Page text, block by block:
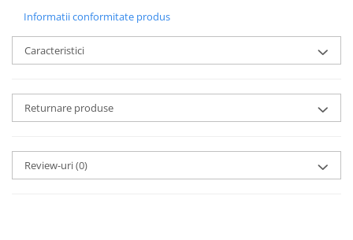
Informatii conformitate produs
Caracteristici
Returnare produse
Review-uri(0)